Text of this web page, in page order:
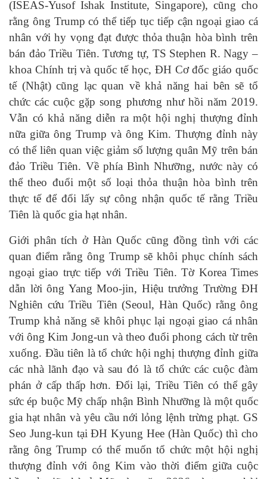
(ISEAS-Yusof Ishak Institute, Singapore), cũng cho
rằng ông Trump có thể tiếp tục tiếp cận ngoại giao cá
nhân với hy vọng đạt được thỏa thuận hòa bình trên
bán đảo Triều Tiên. Tương tự, TS Stephen R. Nagy –
khoa Chính trị và quốc tế học, ĐH Cơ đốc giáo quốc
tế (Nhật) cũng lạc quan về khả năng hai bên sẽ tổ
chức các cuộc gặp song phương như hồi năm 2019.
Vẫn có khả năng diễn ra một hội nghị thượng đỉnh
nữa giữa ông Trump và ông Kim. Thượng đỉnh này
có thể liên quan việc giảm số lượng quân Mỹ trên bán
đảo Triều Tiên. Về phía Bình Nhưỡng, nước này có
thể theo đuổi một số loại thỏa thuận hòa bình trên
thực tế để đổi lấy sự công nhận quốc tế rằng Triều
Tiên là quốc gia hạt nhân.
Giới phân tích ở Hàn Quốc cũng đồng tình với các
quan điểm rằng ông Trump sẽ khôi phục chính sách
ngoại giao trực tiếp với Triều Tiên. Tờ Korea Times
dẫn lời ông Yang Moo-jin, Hiệu trưởng Trường ĐH
Nghiên cứu Triều Tiên (Seoul, Hàn Quốc) rằng ông
Trump khả năng sẽ khôi phục lại ngoại giao cá nhân
với ông Kim Jong-un và theo đuổi phong cách từ trên
xuống. Đầu tiên là tổ chức hội nghị thượng đỉnh giữa
các nhà lãnh đạo và sau đó là tổ chức các cuộc đàm
phán ở cấp thấp hơn. Đổi lại, Triều Tiên có thể gây
sức ép buộc Mỹ chấp nhận Bình Nhưỡng là một quốc
gia hạt nhân và yêu cầu nới lỏng lệnh trừng phạt. GS
Seo Jung-kun tại ĐH Kyung Hee (Hàn Quốc) thì cho
rằng ông Trump có thể muốn tổ chức một hội nghị
thượng đỉnh với ông Kim vào thời điểm giữa cuộc